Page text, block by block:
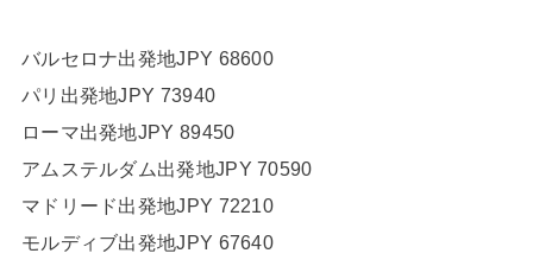
バルセロナ出発地JPY 68600
パリ 出発地JPY 73940
ローマ出発地JPY 89450
アムステルダム出発地JPY 70590
マドリード出発地JPY 72210
モルディブ出発地JPY 67640